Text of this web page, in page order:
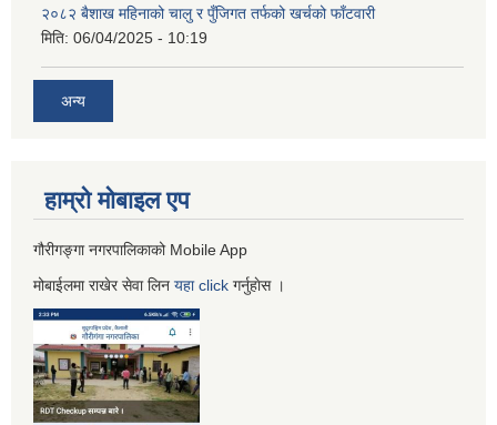
२०८२ बैशाख महिनाको चालु र पुँजिगत तर्फको खर्चको फाँटवारी
मिति: 06/04/2025 - 10:19
अन्य
हाम्रो माेबाइल एप
गौरीगङ्गा नगरपालिकाको Mobile App
मोबाईलमा राखेर सेवा लिन यहाclick गर्नुहाेस ।